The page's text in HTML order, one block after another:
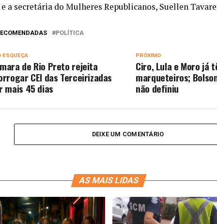
a secretária do Mulheres Republicanos, Suellen
POLÍTICA
PRÓXIMO
Ciro, Lula e Moro já
marqueteiros;
não definiu
ESQUEÇA
de Rio Preto rejeita
CEI das Terceirizadas
mais 45 dias
DEIXE UM COMENTÁRIO
AS MAIS LIDAS